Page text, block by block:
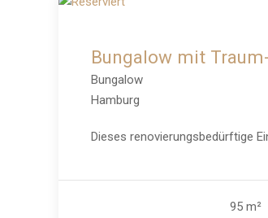
Bungalow mit
Bungalow
Hamburg
Dieses renovierungsbedürftige
95 m²